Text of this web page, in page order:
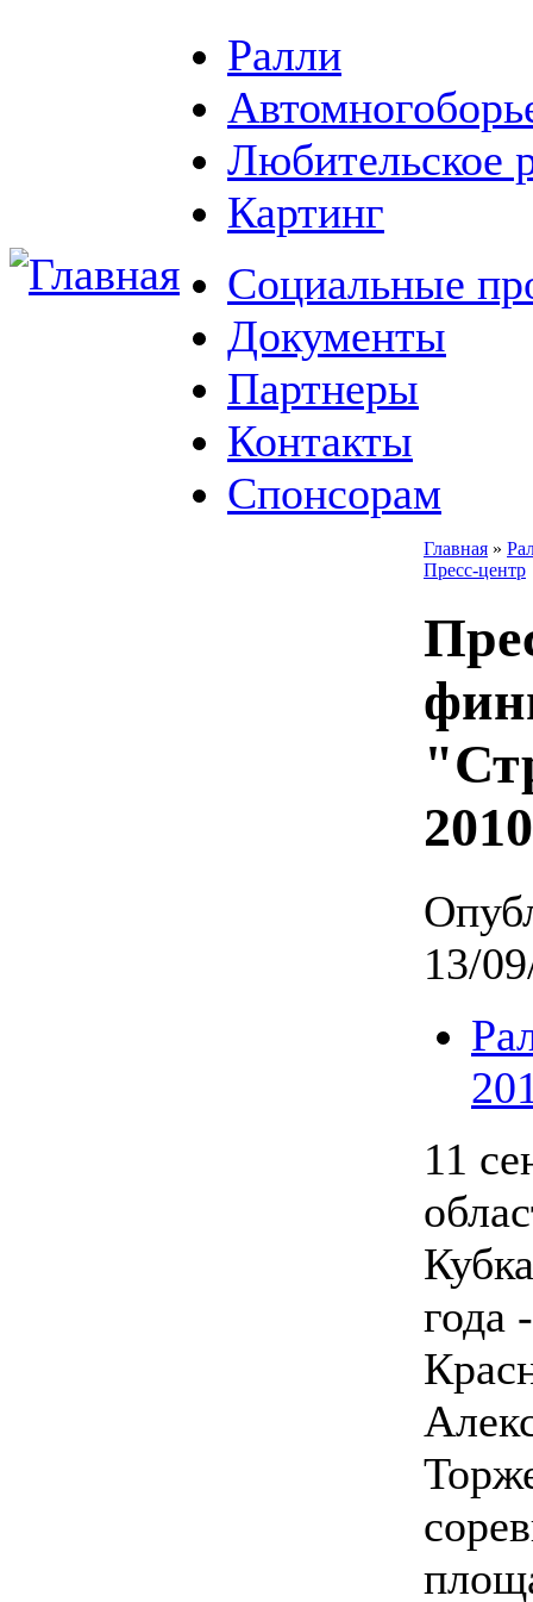
Ралли
Любительское
Картинг
Социальные
Документы
Партнеры
Контакты
Спонсорам
Главная »
Пресс-центр
13/
11
года